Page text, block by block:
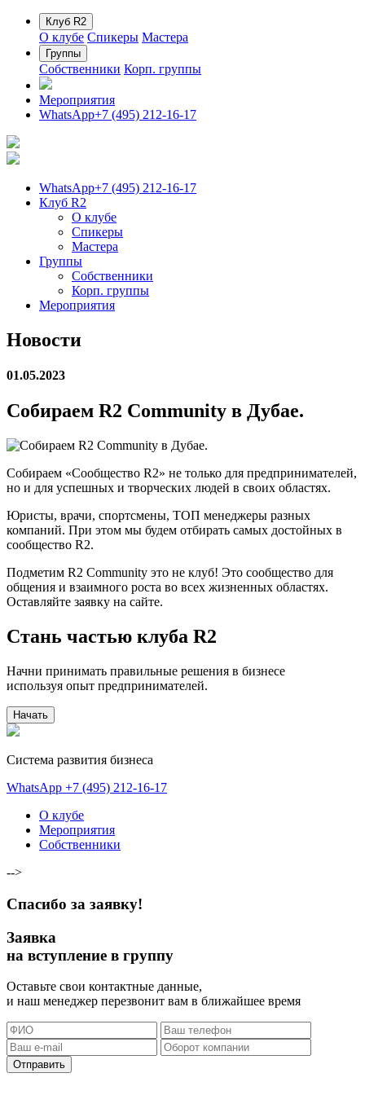
Клуб R2
О клубе Спикеры Мастера
Группы
Собственники Корп. группы
Мероприятия
WhatsApp+7 (495) 212-16-17
WhatsApp+7 (495) 212-16-17
Клуб R2
О клубе
Спикеры
Мастера
Группы
Собственники
Корп. группы
Мероприятия
Новости
01.05.2023
Собираем R2 Community в Дубае.
Собираем «Сообщество R2» не только для предпринимателей,
но и для успешных и творческих людей в своих областях.
Юристы, врачи, спортсмены, ТОП менеджеры разных
компаний. При этом мы будем отбирать самых достойных в
сообщество R2.
Подметим R2 Community это не клуб! Это сообщество для
общения и взаимного роста во всех жизненных областях.
Оставляйте заявку на сайте.
Стань частью клуба R2
Начни принимать правильные решения в бизнесе
используя опыт предпринимателей.
Начать
Система развития бизнеса
WhatsApp +7 (495) 212-16-17
О клубе
Мероприятия
Собственники
-->
Спасибо за заявку!
Заявка
на вступление в группу
Оставьте свои контактные данные,
и наш менеджер перезвонит вам в ближайшее время
Отправить